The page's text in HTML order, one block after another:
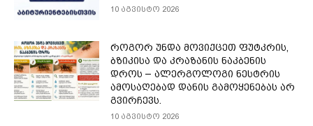
10 აგვისტო 2026
როგორ უნდა მოვიქცეთ ფუტკრის,
ბზიკისა და კრაზანის ნაკბენის
დროს – ალერგოლოგი ნესტრის
ამოსაღებად დანის გამოყენებას არ
გვირჩევს.
10 აგვისტო 2026